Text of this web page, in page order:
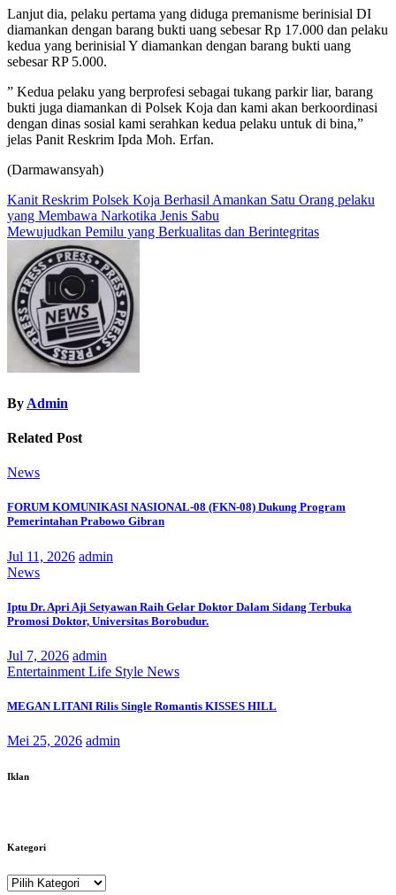
Lanjut dia, pelaku pertama yang diduga premanisme berinisial DI
diamankan dengan barang bukti uang sebesar Rp 17.000 dan pelaku
kedua yang berinisial Y diamankan dengan barang bukti uang
sebesar RP 5.000.
” Kedua pelaku yang berprofesi sebagai tukang parkir liar, barang
bukti juga diamankan di Polsek Koja dan kami akan berkoordinasi
dengan dinas sosial kami serahkan kedua pelaku untuk di bina,”
jelas Panit Reskrim Ipda Moh. Erfan.
(Darmawansyah)
Navigasi
pos
Kanit Reskrim Polsek Koja Berhasil Amankan Satu Orang pelaku
yang Membawa Narkotika Jenis Sabu
Mewujudkan Pemilu yang Berkualitas dan Berintegritas
By Admin
Related Post
News
FORUM KOMUNIKASI NASIONAL-08 (FKN-08) Dukung Program
Pemerintahan Prabowo Gibran
Jul 11, 2026 admin
News
Iptu Dr. Apri Aji Setyawan Raih Gelar Doktor Dalam Sidang Terbuka
Promosi Doktor, Universitas Borobudur.
Jul 7, 2026 admin
Entertainment Life Style News
MEGAN LITANI Rilis Single Romantis KISSES HILL
Mei 25, 2026 admin
Iklan
Kategori
Kategori